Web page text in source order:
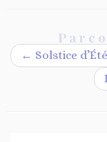
← Solstice